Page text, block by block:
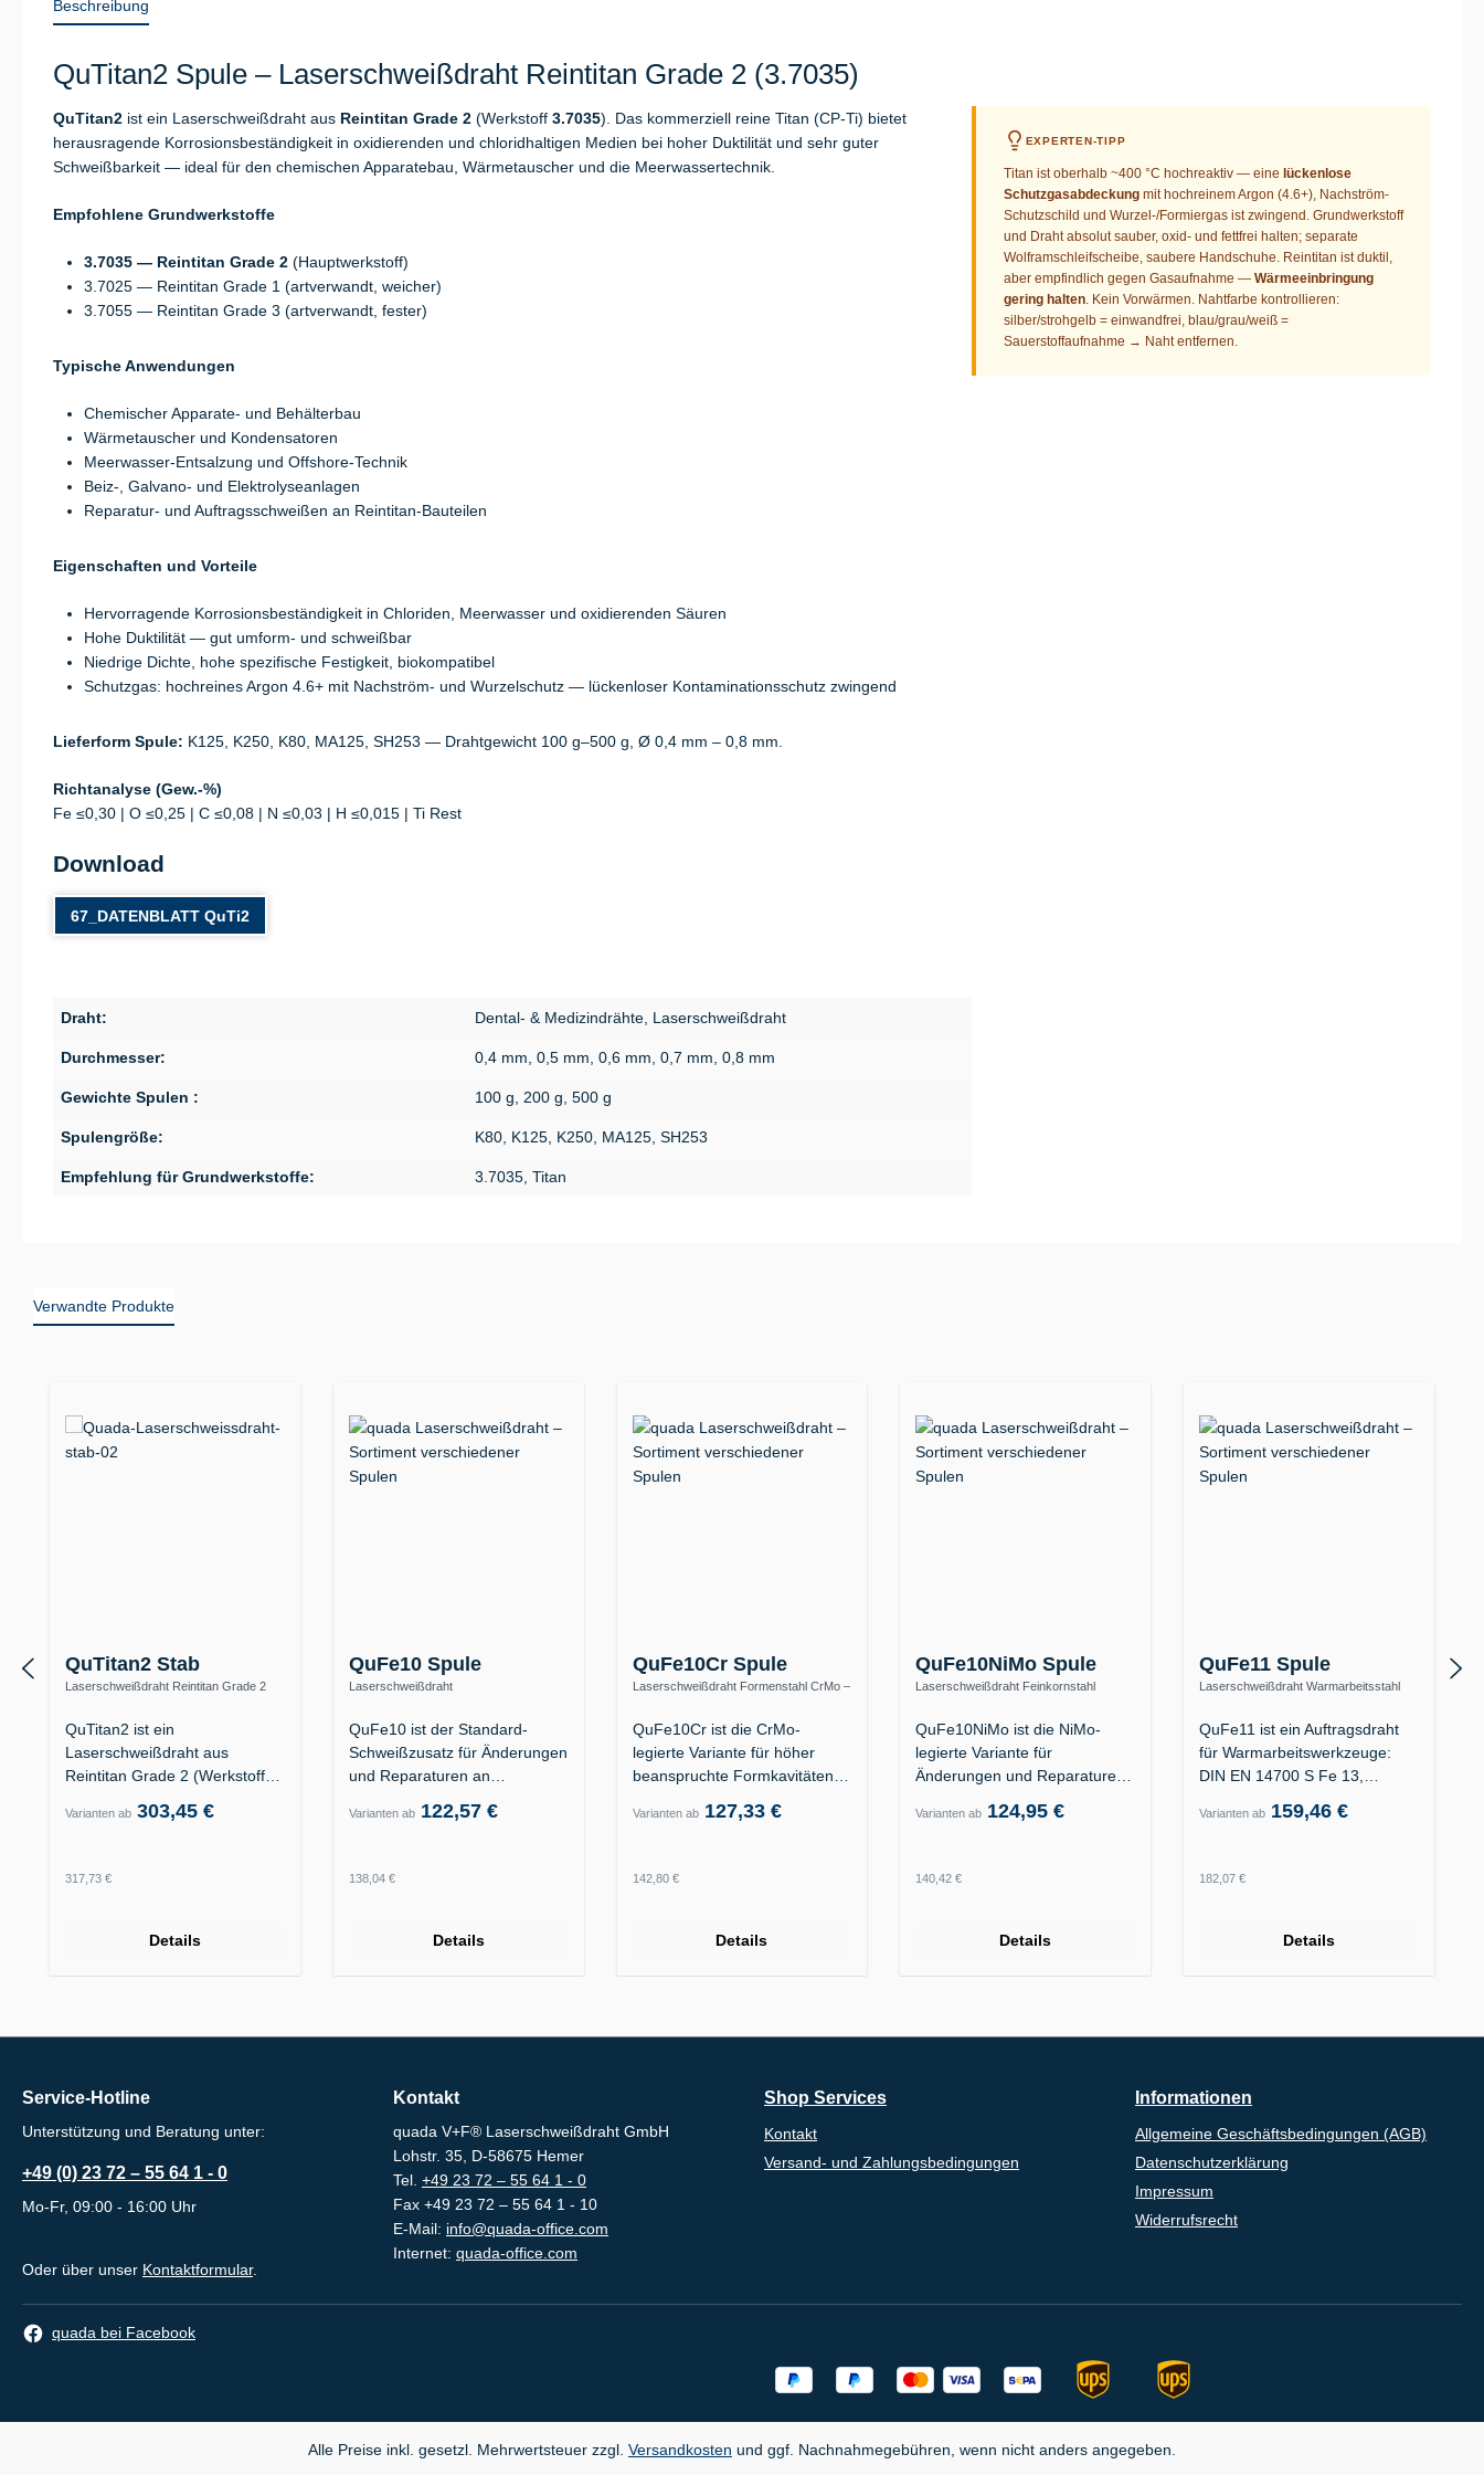
Beschreibung
QuTitan2 Spule – Laserschweißdraht Reintitan Grade 2 (3.7035)
QuTitan2 ist ein Laserschweißdraht aus Reintitan Grade 2 (Werkstoff 3.7035). Das kommerziell reine Titan (CP-Ti) bietet
herausragende Korrosionsbeständigkeit in oxidierenden und chloridhaltigen Medien bei hoher Duktilität und sehr guter
Schweißbarkeit — ideal für den chemischen Apparatebau, Wärmetauscher und die Meerwassertechnik.
Empfohlene Grundwerkstoffe
3.7035 — Reintitan Grade 2 (Hauptwerkstoff)
3.7025 — Reintitan Grade 1 (artverwandt, weicher)
3.7055 — Reintitan Grade 3 (artverwandt, fester)
Typische Anwendungen
Chemischer Apparate- und Behälterbau
Wärmetauscher und Kondensatoren
Meerwasser-Entsalzung und Offshore-Technik
Beiz-, Galvano- und Elektrolyseanlagen
Reparatur- und Auftragsschweißen an Reintitan-Bauteilen
Eigenschaften und Vorteile
Hervorragende Korrosionsbeständigkeit in Chloriden, Meerwasser und oxidierenden Säuren
Hohe Duktilität — gut umform- und schweißbar
Niedrige Dichte, hohe spezifische Festigkeit, biokompatibel
Schutzgas: hochreines Argon 4.6+ mit Nachström- und Wurzelschutz — lückenloser Kontaminationsschutz zwingend
Lieferform Spule: K125, K250, K80, MA125, SH253 — Drahtgewicht 100 g–500 g, Ø 0,4 mm – 0,8 mm.
Richtanalyse (Gew.-%)
Fe ≤0,30 | O ≤0,25 | C ≤0,08 | N ≤0,03 | H ≤0,015 | Ti Rest
Download
67_DATENBLATT QuTi2
Draht: Dental- & Medizindrähte, Laserschweißdraht
Durchmesser: 0,4 mm, 0,5 mm, 0,6 mm, 0,7 mm, 0,8 mm
Gewichte Spulen : 100 g, 200 g, 500 g
Spulengröße: K80, K125, K250, MA125, SH253
Empfehlung für Grundwerkstoffe: 3.7035, Titan
EXPERTEN-TIPP
Titan ist oberhalb ~400 °C hochreaktiv — eine lückenlose
Schutzgasabdeckungmit hochreinem Argon (4.6+), Nachström-
Schutzschild und Wurzel-/Formiergas ist zwingend. Grundwerkstoff
und Draht absolut sauber, oxid- und fettfrei halten; separate
Wolframschleifscheibe, saubere Handschuhe. Reintitan ist duktil,
aber empfindlich gegen Gasaufnahme — Wärmeeinbringung
gering halten. Kein Vorwärmen. Nahtfarbe kontrollieren:
silber/strohgelb = einwandfrei, blau/grau/weiß =
Sauerstoffaufnahme → Naht entfernen.
Verwandte Produkte
QuTitan2 Stab
Laserschweißdraht Reintitan Grade 2
QuTitan2 ist ein
Laserschweißdraht aus
Reintitan Grade 2 (Werkstoff
Varianten ab 303,45 €
Regulärer Preis:
317,73 €
Details
QuFe10 Spule
Laserschweißdraht
QuFe10 ist der Standard-
Schweißzusatz für Änderungen
und Reparaturen an
Varianten ab122,57 €
Regulärer Preis:
138,04 €
Details
QuFe10Cr Spule
Laserschweißdraht Formenstahl CrMo –
QuFe10Cr ist die CrMo-
legierte Variante für höher
beanspruchte Formkavitäten
Varianten ab127,33 €
Regulärer Preis:
142,80 €
Details
QuFe10NiMo Spule
Laserschweißdraht Feinkornstahl
QuFe10NiMo ist die NiMo-
legierte Variante für
Änderungen und Reparaturen
Varianten ab 124,95 €
Regulärer Preis:
140,42 €
Details
QuFe11 Spule
Laserschweißdraht Warmarbeitsstahl
QuFe11 ist ein Auftragsdraht
für Warmarbeitswerkzeuge:
DIN EN 14700 S Fe 13,…
Varianten ab 159,46 €
Regulärer Preis:
182,07 €
Details
Service-Hotline
Unterstützung und Beratung unter:
+49 (0) 23 72 – 55 64 1 - 0
Mo-Fr, 09:00 - 16:00 Uhr
Oder über unser Kontaktformular.
Kontakt
quada V+F® Laserschweißdraht GmbH
Lohstr. 35, D-58675 Hemer
Tel. +49 23 72 – 55 64 1 - 0
Fax +49 23 72 – 55 64 1 - 10
E-Mail: info@quada-office.com
Internet: quada-office.com
Shop Services
Kontakt
Versand- und Zahlungsbedingungen
Informationen
Allgemeine Geschäftsbedingungen (AGB)
Datenschutzerklärung
Impressum
Widerrufsrecht
quada bei Facebook
Alle Preise inkl. gesetzl. Mehrwertsteuer zzgl. Versandkosten und ggf. Nachnahmegebühren, wenn nicht anders angegeben.